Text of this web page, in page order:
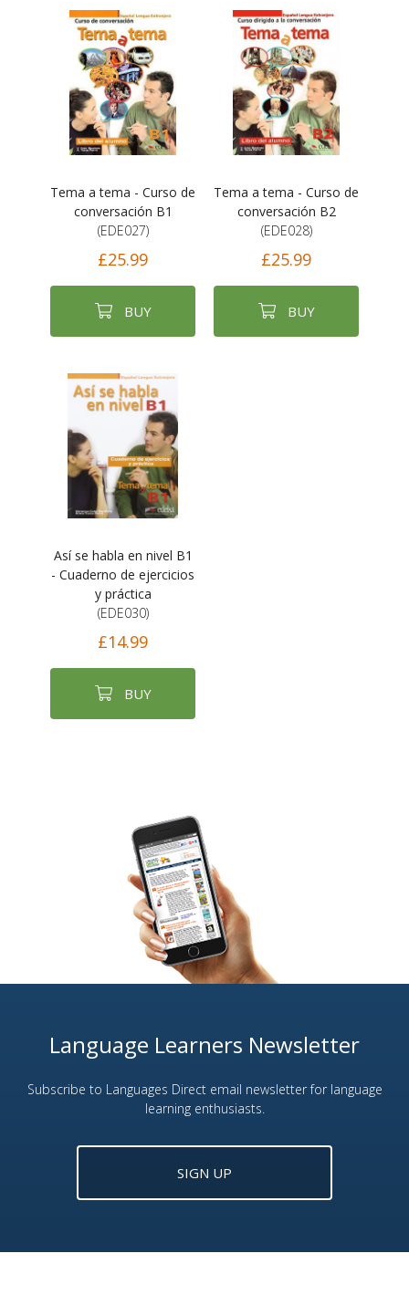
Tema a tema - Curso de
conversación B1
(EDE027)
£25.99
BUY
Tema a tema - Curso de
conversación B2
(EDE028)
£25.99
BUY
Así se habla en nivel B1
- Cuaderno de ejercicios
y práctica
(EDE030)
£14.99
BUY
Language Learners Newsletter
Subscribe to Languages Direct email newsletter for language
learning enthusiasts.
SIGN UP